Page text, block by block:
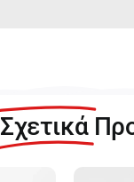
Σχετικά